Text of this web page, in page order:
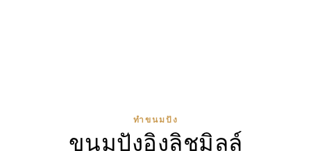
ทำขนมปัง
ขนมปังอิงลิชมิลล์